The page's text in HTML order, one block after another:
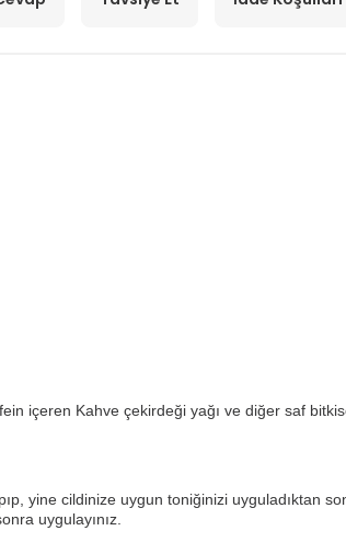
içeren Kahve çekirdeği yağı ve diğer saf
yine cildinize uygun toniğinizi uyguladıktan
uygulayınız.